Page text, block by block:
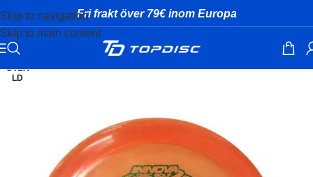
Skip to navigation
Skip to main content
Fri frakt över 79€ inom Europa
UTSÅ
LD